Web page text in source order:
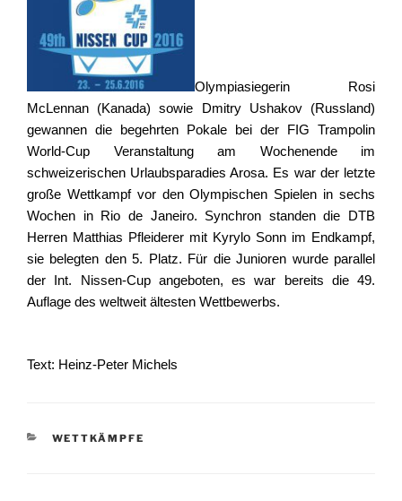
Olympiasiegerin Rosi
McLennan (Kanada) sowie Dmitry Ushakov (Russland)
gewannen die begehrten Pokale bei der FIG Trampolin
World-Cup Veranstaltung am Wochenende im
schweizerischen Urlaubsparadies Arosa. Es war der letzte
große Wettkampf vor den Olympischen Spielen in sechs
Wochen in Rio de Janeiro. Synchron standen die DTB
Herren Matthias Pfleiderer mit Kyrylo Sonn im Endkampf,
sie belegten den 5. Platz. Für die Junioren wurde parallel
der Int. Nissen-Cup angeboten, es war bereits die 49.
Auflage des weltweit ältesten Wettbewerbs.
Text: Heinz-Peter Michels
KATEGORIEN
WETTKÄMPFE